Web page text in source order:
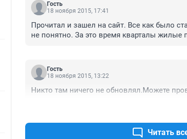
Гость
18 ноября 2015, 17:41
Прочитал и зашел на сайт. Все как было
не понятно. За это время кварталы жилые
Гость
18 ноября 2015, 13:22
Никто там ничего не обновлял.Можете
Читать